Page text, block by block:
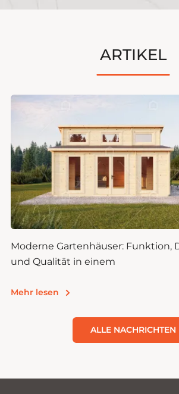
ARTIKEL
ALLE NACHRICHTEN
Moderne Gartenhäuser: Funktion,
und Qualität in einem
Mehr lesen